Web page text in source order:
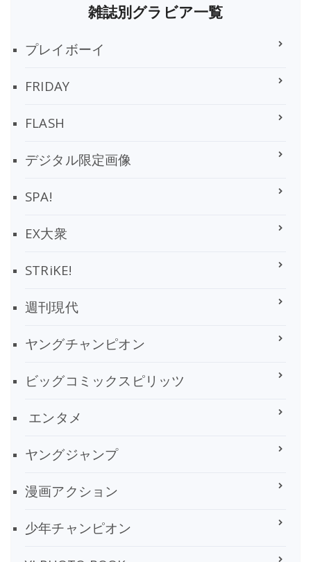
雑誌別グラビア一覧
プレイボーイ
FRIDAY
FLASH
デジタル限定画像
SPA!
EX大衆
STRiKE!
週刊現代
ヤングチャンピオン
ビッグコミックスピリッツ
エンタメ
ヤングジャンプ
漫画アクション
少年チャンピオン